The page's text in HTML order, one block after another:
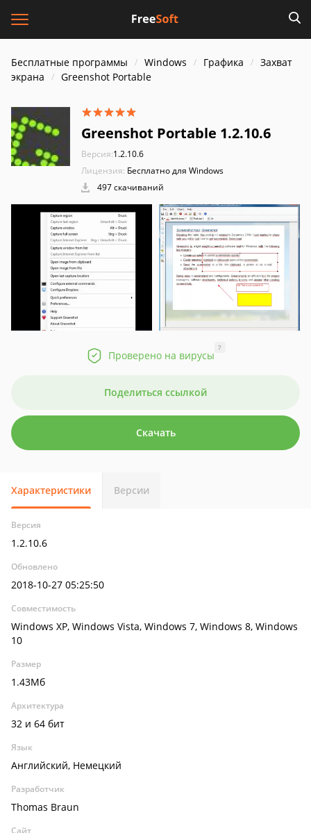
Бесплатные программы Windows Графика
Захват
экрана
Greenshot Portable
Greenshot Portable 1.2.10.6
Версия:1.2.10.6
Лицензия: Бесплатно для Windows
497 скачиваний
Проверено на вирусы
?
Поделиться ссылкой
Скачать
Характеристики Версии
Версия
1.2.10.6
Обновлено
2018-10-27 05:25:50
Совместимость
Windows XP, Windows Vista, Windows 7, Windows 8, Windows
10
Размер
1.43Мб
Архитектура
32 и 64 бит
Язык
Английский, Немецкий
Разработчик
Thomas Braun
Сайт